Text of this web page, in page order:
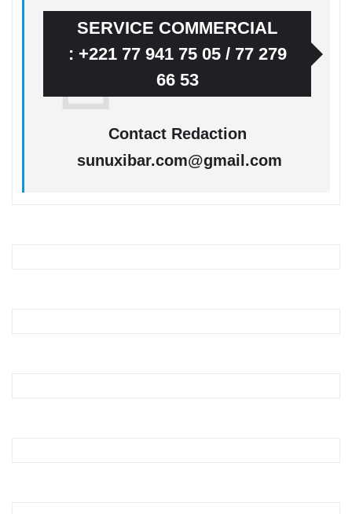
SERVICE COMMERCIAL
: +221 77 941 75 05 / 77 279
66 53
Contact Redaction
sunuxibar.com@gmail.com